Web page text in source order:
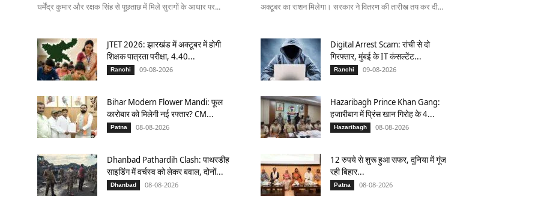
धर्मेंद्र कुमार और रक्षक सिंह से पूछताछ में मिले सुरागों के आधार पर...
अक्टूबर का राशन मिलेगा। सरकार ने वितरण की तारीख तय कर दी...
JTET 2026: झारखंड में अक्टूबर में होगी
शिक्षक पात्रता परीक्षा, 4.40...
Ranchi 09-08-2026
Digital Arrest Scam: रांची से दो
गिरफ्तार, मुंबई के IT कंसल्टेंट...
Ranchi 09-08-2026
Bihar Modern Flower Mandi: फूल
कारोबार को मिलेगी नई रफ्तार? CM...
Patna 08-08-2026
Hazaribagh Prince Khan Gang:
हजारीबाग में प्रिंस खान गिरोह के 4...
Hazaribagh 08-08-2026
Dhanbad Pathardih Clash: पाथरडीह
साइडिंग में वर्चस्व को लेकर बवाल, दोनों...
Dhanbad 08-08-2026
12 रुपये से शुरू हुआ सफर, दुनिया में गूंज
रही बिहार...
Patna 08-08-2026